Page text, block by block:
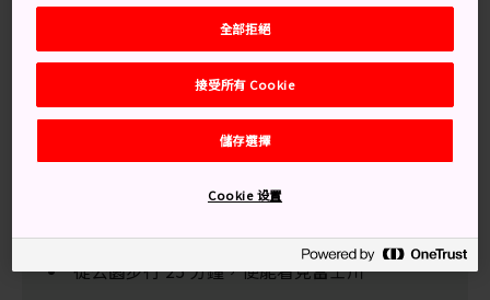
月初。
別錯過
令人心曠神怡的大法師山「山王神社」，以及穿
過神社屋頂的參天大樹
從公園步行 25 分鐘，便能看見富士川
全部拒絕
接受所有 Cookie
儲存選擇
Cookie 设置